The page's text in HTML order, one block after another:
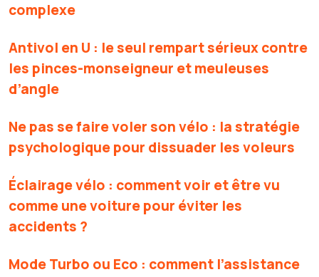
complexe
Antivol en U : le seul rempart sérieux contre
les pinces-monseigneur et meuleuses
d’angle
Ne pas se faire voler son vélo : la stratégie
psychologique pour dissuader les voleurs
Éclairage vélo : comment voir et être vu
comme une voiture pour éviter les
accidents ?
Mode Turbo ou Eco : comment l’assistance